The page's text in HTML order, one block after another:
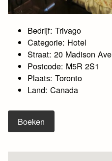
Bedrijf: Trivago
Categorie: Hotel
Straat: 20 Madison Ave
Postcode: M5R 2S1
Plaats: Toronto
Land: Canada
Boeken